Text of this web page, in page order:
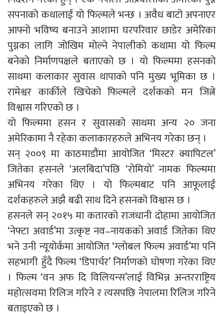
सपनाको कथालाई यो फिल्मले भन्छ । अवैध बाटो अपनाएर
आफ्नो भविष्य बनाउने आशामा घरपरिवार छाडेर अमेरिका
पुग्नका लागि जोखिम मोल्ने नेपालीको कथामा यो फिल्म
बनेको निर्माणपक्षले बताएको छ । यो फिल्ममा हसनको
साथमा कलाकार सुवास थापाको पनि मुख्य भूमिका छ ।
रामेश्वर कार्कीले खिचेको फिल्मले दर्शकको मन जित्ने
विश्वास गरिएको छ ।
यो फिल्ममा हसन र सुवासको साथमा अन्य २० जना
अमेरिकामा नै रहेका कलाकारहरुले अभिनय गरेका छन् ।
सन् २००९ मा काठमाडौंमा आयोजित ‘मिस्टर क्यापिटल’
जितेका हसनले ‘अलबिदा’पछि ‘रोमियो’ नामक फिल्ममा
अभिनय गरेका थिए । यो फिल्मबाट पनि आफूलाई
दर्शकहरुले अझै बढी साथ दिने हसनको विश्वास छ ।
हसनले सन् २०१५ मा कतारको राजधानी दोहामा आयोजित
‘नेफ्टा अवार्ड’मा उत्कृष्ट नव–नायकको अवार्ड जितेका थिए
भने उनी न्यूयोर्कमा आयोजित ‘ग्लोबल फिल्म अवार्ड’मा पनि
सहभागी हुँदै फिल्म ‘डिपार्चर’ निर्माणको घोषणा गरेका थिए
। फिल्म ‘वन अफ दि विलियन्स’लाई विभिन्न अन्तरराष्ट्रिय
महोत्सवमा रिलिज गरिने र त्यसपछि नेपालमा रिलिज गरिने
बताइएको छ ।